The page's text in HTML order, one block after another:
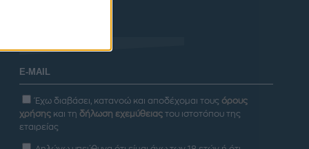
Έχω διαβάσει, κατανοώ και αποδέχομαι τους όρους
χρήσης και τη δήλωση εχεμύθειας του ιστοτόπου της
εταιρείας